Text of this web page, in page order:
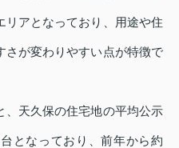
リアとなっており、用途や住
さが変わりやすい点が特徴で
、天久保の住宅地の平均公示
となっており、前年から約